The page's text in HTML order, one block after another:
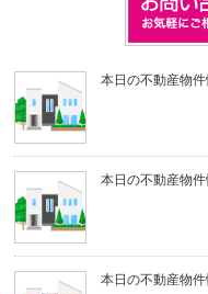
本日の不動産物
本日の不動産物
本日の不動産物